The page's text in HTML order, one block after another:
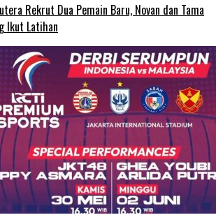
Rekrut Dua Pemain Baru, Novan dan Tama
Ikut Latihan